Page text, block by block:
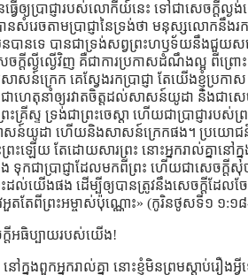
ើឲ្យប្រាជ្ញារបស់លោកីយ៍នេះ ទៅជាសេចក្តីល្ងង់
នសំរេចតាមប្រាជ្ញានៃទ្រង់ថា មនុស្សលោកនឹងរ
មិនបានទេ បានជាទ្រង់សព្វព្រះហឫទ័យនឹងជួយស
ក្តីល្ងីល្ងើវិញ គឺជាការប្រកាសដំណឹងល្អ ពីព្រ
ក្រេក គេស្វែងរកប្រាជ្ញា តែយើងខ្ញុំប្រកាស
ជាហេតុនាំឲ្យរវាតចិត្តដល់សាសន៍យូដា និងជាសេ
គ្រីស្ទ ទ្រង់ជាព្រះចេស្តា ហើយជាប្រាជ្ញារប
សន៍យូដា ហើយនិងសាសន៍ក្រេកផង។ ប្រយោជ
ះឡើយ តែដោយសារព្រះ នោះអ្នករាល់គ្នានៅក្
ទុកជាប្រាជ្ញាដែលមកពីព្រះ ហើយជាសេចក្តីសុ
ល់យើងផង ដើម្បីឲ្យបានត្រូវនឹងសេចក្តីដែលច
អួតតែពីព្រះអម្ចាស់ប៉ុណ្ណោះ» (កូរិនថូសទី១ ១:
ក្ដីអធិប្បាយរបស់យើង!
នៅក្នុងពួកអ្នករាល់គ្នា នោះខ្ញុំមិនព្រមស្តាប់រឿង